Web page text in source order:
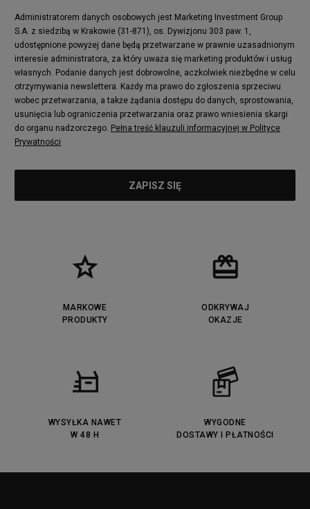
Administratorem danych osobowych jest Marketing Investment Group
S.A. z siedzibą w Krakowie (31-871), os. Dywizjonu 303 paw. 1,
udostępnione powyżej dane będą przetwarzane w prawnie uzasadnionym
interesie administratora, za który uważa się marketing produktów i usług
własnych. Podanie danych jest dobrowolne, aczkolwiek niezbędne w celu
otrzymywania newslettera. Każdy ma prawo do zgłoszenia sprzeciwu
wobec przetwarzania, a także żądania dostępu do danych, sprostowania,
usunięcia lub ograniczenia przetwarzania oraz prawo wniesienia skargi
do organu nadzorczego. Pełna treść klauzuli informacyjnej w Polityce
Prywatności
MARKOWE
PRODUKTY
ODKRYWAJ
OKAZJE
WYSYŁKA NAWET
W 48 H
WYGODNE
DOSTAWY I PŁATNOŚCI